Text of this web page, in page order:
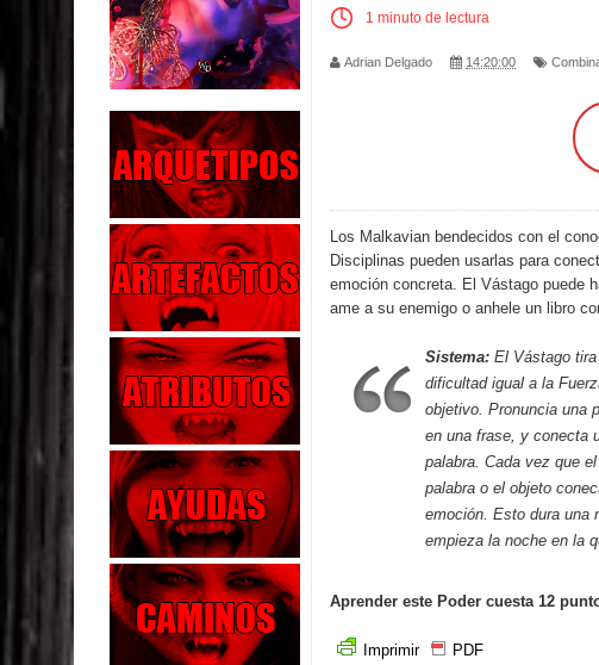
Parte 02: Los Muertos Gobiernan a los Vivos
Parte 01: Escondido a Plena Luz
Parte 02: El Enemigo de mi Enemigo
Parte 06: Coletazos
Parte 05: Los Horrores del Infierno
Parte 04: Oídos Sordos
Parte 03: La Traición
Parte 02: Vuelve el Hijo Prodigo
Parte 03: Reflexiones
1 minuto de lectura
Adrian Delgado 14:20:00
Los Malkavian bendecidos con el
Disciplinas pueden usarlas para
emoción concreta. El Vástago puede
ame a su enemigo o anhele un libro
Sistema: El Vástago
dificultad igual a la
objetivo. Pronuncia una
en una frase, y conecta
palabra. Cada vez que
palabra o el objeto
emoción. Esto dura una
empieza la noche en la
Aprender este Poder cuesta 12
Imprimir PDF